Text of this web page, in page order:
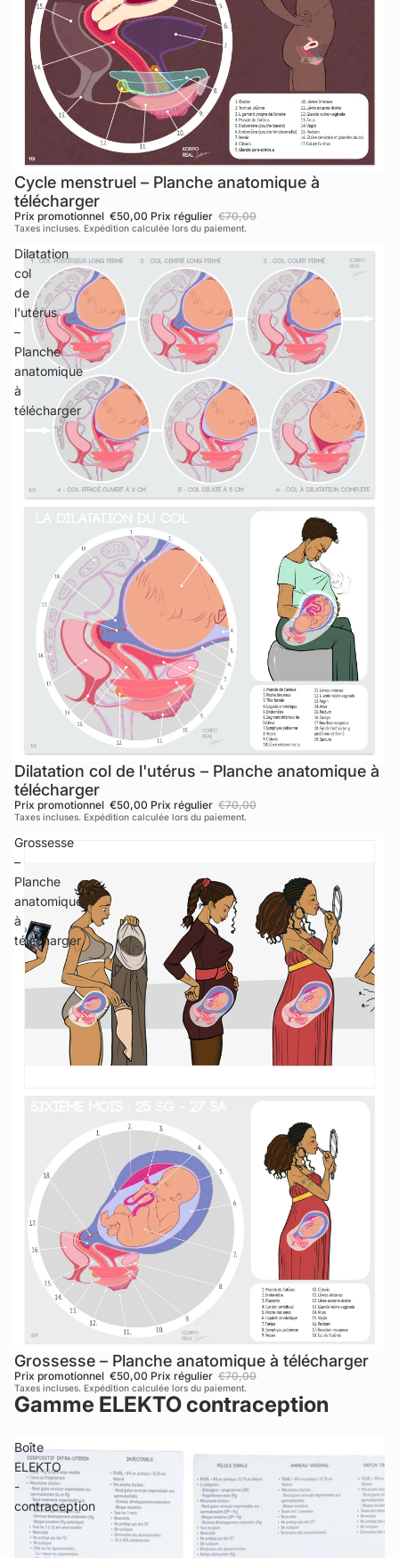
Promotion
Cycle menstruel – Planche anatomique à
télécharger
Prix promotionnel €50,00 Prix régulier €70,00
Taxes incluses. Expédition calculée lors du paiement.
Dilatation
col
de
l'utérus
–
Planche
anatomique
à
télécharger
Promotion
Dilatation col de l'utérus – Planche anatomique à
télécharger
Prix promotionnel €50,00 Prix régulier €70,00
Taxes incluses. Expédition calculée lors du paiement.
Grossesse
–
Planche
anatomique
à
télécharger
Promotion
Grossesse – Planche anatomique à télécharger
Prix promotionnel €50,00 Prix régulier €70,00
Taxes incluses. Expédition calculée lors du paiement.
Gamme ELEKTO contraception
Boîte
ELEKTO
-
contraception